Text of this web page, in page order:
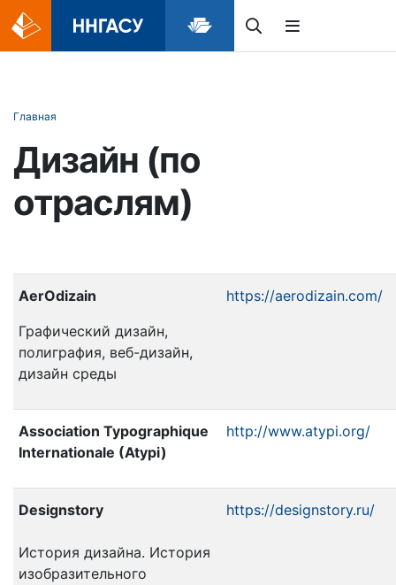
Главная
Дизайн (по
отраслям)
AerOdizain
Графический дизайн,
полиграфия, веб-дизайн,
дизайн среды
https://aerodizain.com/
Association Typographique
Internationale (Atypi)
http://www.atypi.org/
Designstory
История дизайна. История
изобразительного
https://designstory.ru/